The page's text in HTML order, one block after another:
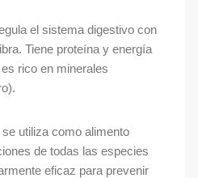
el sistema digestivo con
Tiene proteína y energía
rico en minerales
utiliza como alimento
de todas las especies
eficaz para prevenir